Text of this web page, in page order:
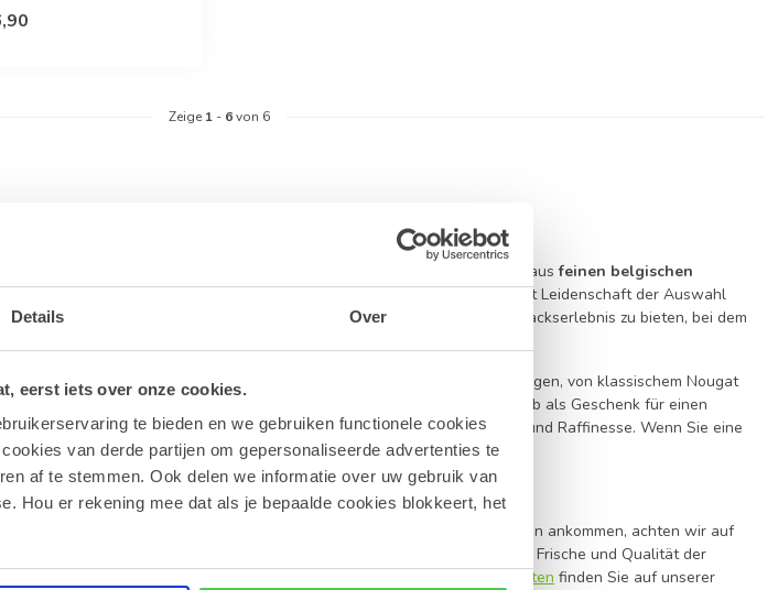
Details Over
eerst iets over onze cookies.
te bieden en we gebruiken functionele cookies
van derde partijen om gepersonaliseerde advertenties te
af te stemmen. Ook delen we informatie over uw gebruik van
Hou er rekening mee dat als je bepaalde cookies blokkeert, het
Zeige 1 - 6von 6
das Eleganz und puren Genuss vereint? Unsere exklusiven Kombinationen ausfeinen belgischen
Wahl. Seit 2014 widmen wir uns bei Leonidas Online Shop Gistel mit Leidenschaft der Auswahl
. Unsere Mission ist es, Ihnen ein unvergleichliches Geschmackserlebnis zu bieten, bei dem
zusammengestellt. Wir bieten eine breite Palette an Geschmacksrichtungen, von klassischem Nougat
Sie unser gesamtes Sortiment in unserem
. Ob als Geschenk für einen
persönliche Belohnung – diese Kombination überzeugt durch Qualität und Raffinesse. Wenn Sie eine
Sie eine passende Grußkarte in der KategorieGrußkarten.
Versand
Damit unsere
in perfektem Zustand bei Ihnen ankommen, achten wir auf
, um die Frische und Qualität der
Versandtarifen und Mengenrabatten finden Sie auf unserer